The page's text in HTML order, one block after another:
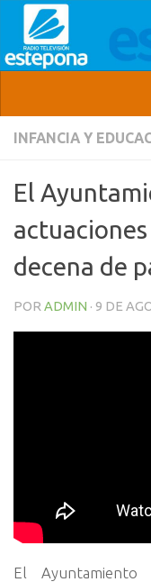
INFANCIA Y
El
decena de
POR ADMIN · 9 DE
El